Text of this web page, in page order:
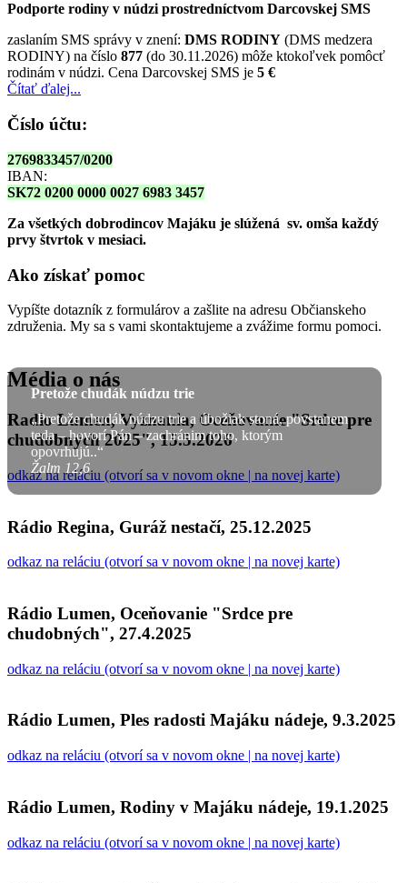
Podporte rodiny v núdzi prostredníctvom Darcovskej SMS
zaslaním SMS správy v znení: DMS RODINY (DMS medzera
RODINY) na číslo 877 (do 30.11.2026) môže ktokoľvek pomôcť
rodinám v núdzi. Cena Darcovskej SMS je 5 €
Čítať ďalej...
Číslo účtu:
2769833457/0200
IBAN:
SK72 0200 0000 0027 6983 3457
Za všetkých dobrodincov Majáku je slúžená sv. omša každý
prvy štvrtok v mesiaci.
Ako získať pomoc
Vypíšte dotazník z formulárov a zašlite na adresu Občianskeho
združenia. My sa s vami skontaktujeme a zvážime formu pomoci.
Pretože chudák núdzu trie
„Pretože chudák núdzu trie a úbožiak stoná, povstanem
teda – hovorí Pán – zachránim toho, ktorým
opovrhujú..“
Žalm 12,6
Média o nás
Radio Lumen, Vyznania, Oceňovanie "Srdce pre
chudobných 2025", 15.5.2026
odkaz na reláciu (otvorí sa v novom okne | na novej karte)
Rádio Regina, Guráž nestačí, 25.12.2025
odkaz na reláciu (otvorí sa v novom okne | na novej karte)
Rádio Lumen, Oceňovanie "Srdce pre
chudobných", 27.4.2025
odkaz na reláciu (otvorí sa v novom okne | na novej karte)
Rádio Lumen, Ples radosti Majáku nádeje, 9.3.2025
odkaz na reláciu (otvorí sa v novom okne | na novej karte)
Rádio Lumen, Rodiny v Majáku nádeje, 19.1.2025
odkaz na reláciu (otvorí sa v novom okne | na novej karte)